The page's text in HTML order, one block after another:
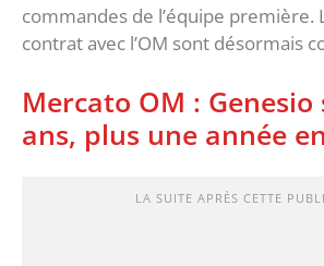
commandes de l’équipe première.
contrat avec l’OM sont désormais
Mercato OM :
ans, plus une année
LA SUITE APRÈS CETTE